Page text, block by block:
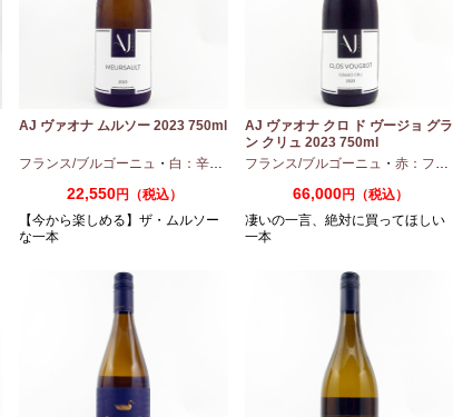
AJ ヴァオナ ムルソー 2023 750ml
フランス/ブルゴーニュ ・ 白：辛口 シャルドネ
22,550円（税込）
【今から楽しめる】ザ・ムルソー
な一本
AJ ヴァオナ クロ ド ヴージョ グラ
ン クリュ 2023 750ml
フランス/ブルゴーニュ ・ 赤：フルボディ
66,000円（税込）
凄いの一言、絶対に買ってほしい
一本